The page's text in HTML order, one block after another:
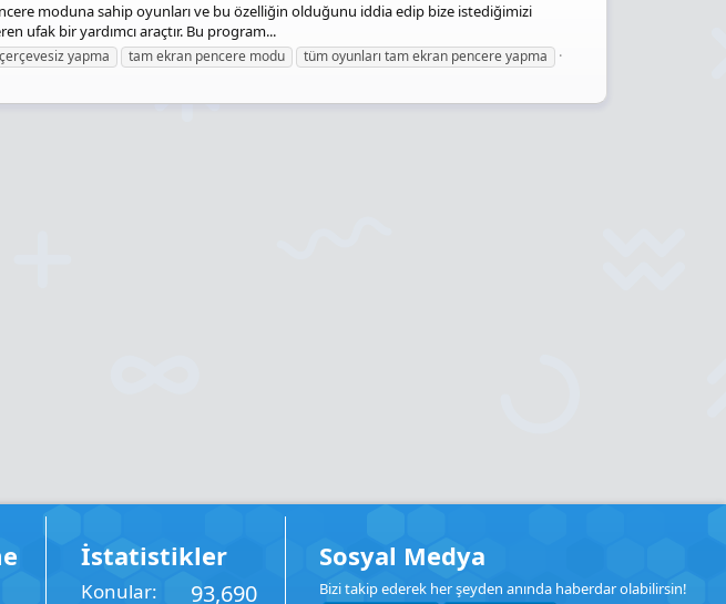
moduna sahip oyunları ve bu özelliğin olduğunu iddia edip bize istediğimizi
ufak bir yardımcı araçtır. Bu program...
yapma tam ekran pencere modu tüm oyunları tam ekran pencere yapma
İstatistikler
Konular 93,690
Sosyal Medya
Bizi takip ederek her şeyden anında haberdar olabilirsin!